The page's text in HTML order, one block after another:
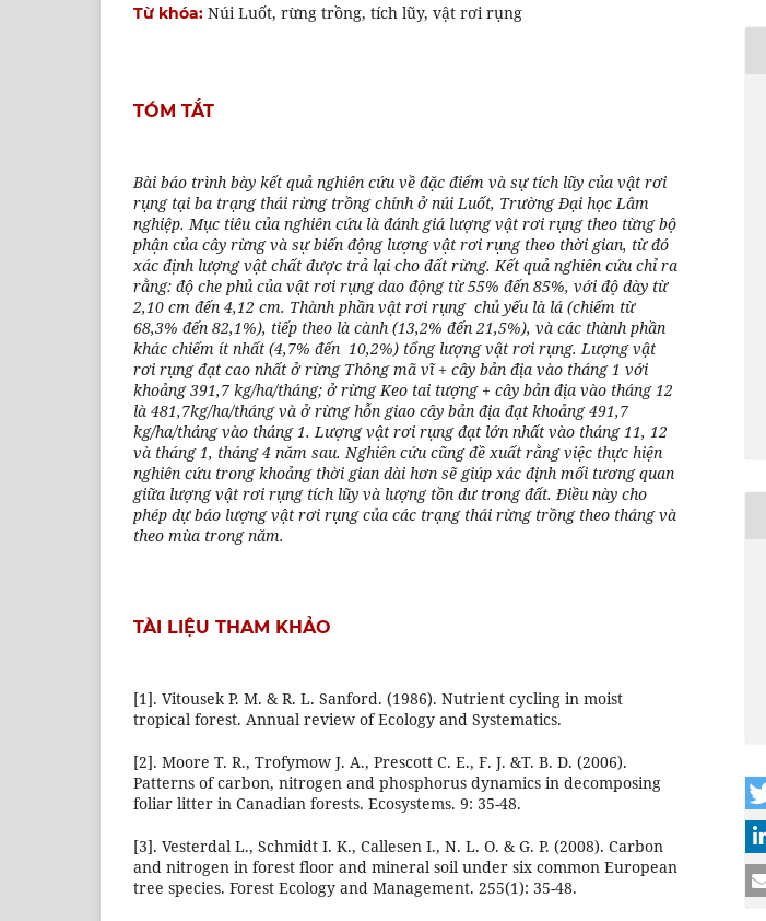
Từ khóa: Núi Luốt, rừng trồng, tích lũy, vật rơi rụng
TÓM TẮT
Bài báo trình bày kết quả nghiên cứu về đặc điểm và sự tích lũy của vật rơi
rụng tại ba trạng thái rừng trồng chính ở núi Luốt, Trường Đại học Lâm
nghiệp. Mục tiêu của nghiên cứu là đánh giá lượng vật rơi rụng theo từng bộ
phận của cây rừng và sự biến động lượng vật rơi rụng theo thời gian, từ đó
xác định lượng vật chất được trả lại cho đất rừng. Kết quả nghiên cứu chỉ ra
rằng: độ che phủ của vật rơi rụng dao động từ 55% đến 85%, với độ dày từ
2,10 cm đến 4,12 cm. Thành phần vật rơi rụng chủ yếu là lá (chiếm từ
68,3% đến 82,1%), tiếp theo là cành (13,2% đến 21,5%), và các thành phần
khác chiếm ít nhất (4,7% đến 10,2%) tổng lượng vật rơi rụng. Lượng vật
rơi rụng đạt cao nhất ở rừng Thông mã vĩ + cây bản địa vào tháng 1 với
khoảng 391,7 kg/ha/tháng; ở rừng Keo tai tượng + cây bản địa vào tháng 12
là 481,7kg/ha/tháng và ở rừng hỗn giao cây bản địa đạt khoảng 491,7
kg/ha/tháng vào tháng 1. Lượng vật rơi rụng đạt lớn nhất vào tháng 11, 12
và tháng 1, tháng 4 năm sau. Nghiên cứu cũng đề xuất rằng việc thực hiện
nghiên cứu trong khoảng thời gian dài hơn sẽ giúp xác định mối tương quan
giữa lượng vật rơi rụng tích lũy và lượng tồn dư trong đất. Điều này cho
phép dự báo lượng vật rơi rụng của các trạng thái rừng trồng theo tháng và
theo mùa trong năm.
TÀI LIỆU THAM KHẢO
[1]. Vitousek P. M. & R. L. Sanford. (1986). Nutrient cycling in moist
tropical forest. Annual review of Ecology and Systematics.
[2]. Moore T. R., Trofymow J. A., Prescott C. E., F. J. &T. B. D. (2006).
Patterns of carbon, nitrogen and phosphorus dynamics in decomposing
foliar litter in Canadian forests. Ecosystems. 9: 35-48.
[3]. Vesterdal L., Schmidt I. K., Callesen I., N. L. O. & G. P. (2008). Carbon
and nitrogen in forest floor and mineral soil under six common European
tree species. Forest Ecology and Management. 255(1): 35-48.